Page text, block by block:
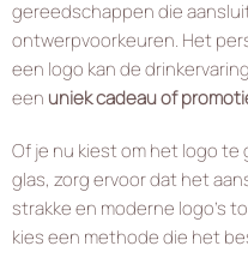
gereedschappen die
ontwerpvoorkeuren. Het
een logo kan de
een uniek cadeau of
Of je nu kiest om het logo
glas, zorg ervoor dat het
strakke en moderne logo’s
kies een methode die het